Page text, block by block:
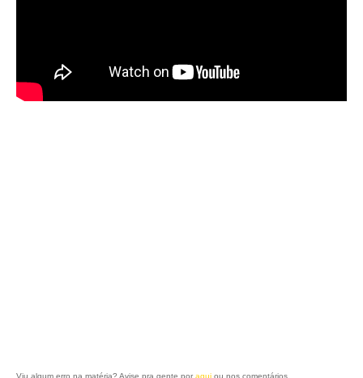
Viu algum erro na matéria? Avise pra gente por aqui ou nos comentários.